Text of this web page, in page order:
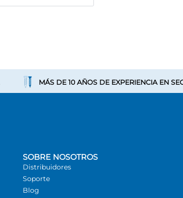
MÁS DE 10 AÑOS DE EXPERIENCIA EN
SOBRE NOSOTROS
Distribuidores
Soporte
Blog